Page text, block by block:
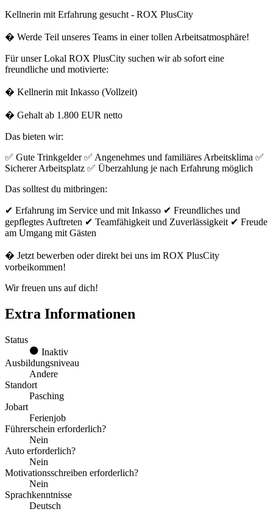
Kellnerin mit Erfahrung gesucht - ROX PlusCity
� Werde Teil unseres Teams in einer tollen Arbeitsatmosphäre!
Für unser Lokal ROX PlusCity suchen wir ab sofort eine
freundliche und motivierte:
� Kellnerin mit Inkasso (Vollzeit)
� Gehalt ab 1.800 EUR netto
Das bieten wir:
✅ Gute Trinkgelder ✅ Angenehmes und familiäres Arbeitsklima ✅
Sicherer Arbeitsplatz ✅ Überzahlung je nach Erfahrung möglich
Das solltest du mitbringen:
✔ Erfahrung im Service und mit Inkasso ✔ Freundliches und
gepflegtes Auftreten ✔ Teamfähigkeit und Zuverlässigkeit ✔ Freude
am Umgang mit Gästen
� Jetzt bewerben oder direkt bei uns im ROX PlusCity
vorbeikommen!
Wir freuen uns auf dich!
Extra Informationen
Status
Inaktiv
Ausbildungsniveau
Andere
Standort
Pasching
Jobart
Ferienjob
Führerschein erforderlich?
Nein
Auto erforderlich?
Nein
Motivationsschreiben erforderlich?
Nein
Sprachkenntnisse
Deutsch